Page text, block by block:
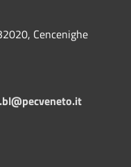
Cencenighe